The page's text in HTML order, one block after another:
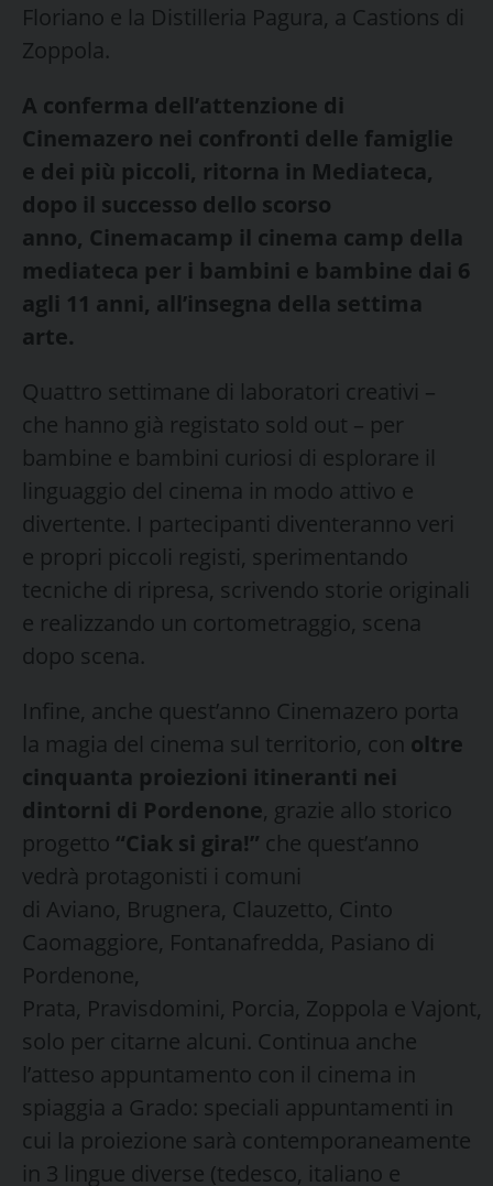
Floriano e la Distilleria Pagura, a Castions di
Zoppola.
A conferma dell’attenzione di
Cinemazero nei confronti delle famiglie
e dei più piccoli, ritorna in Mediateca,
dopo il successo dello scorso
anno, Cinemacamp il cinema camp della
mediateca per i bambini e bambine dai 6
agli 11 anni, all’insegna della settima
arte.
Quattro settimane di laboratori creativi –
che hanno già registato sold out – per
bambine e bambini curiosi di esplorare il
linguaggio del cinema in modo attivo e
divertente. I partecipanti diventeranno veri
e propri piccoli registi, sperimentando
tecniche di ripresa, scrivendo storie originali
e realizzando un cortometraggio, scena
dopo scena.
Infine, anche quest’anno Cinemazero porta
la magia del cinema sul territorio, con oltre
cinquanta proiezioni itineranti nei
dintorni di Pordenone, grazie allo storico
progetto “Ciak si gira!” che quest’anno
vedrà protagonisti i comuni
di Aviano, Brugnera, Clauzetto, Cinto
Caomaggiore, Fontanafredda, Pasiano di
Pordenone,
Prata, Pravisdomini, Porcia, Zoppola e Vajont,
solo per citarne alcuni. Continua anche
l’atteso appuntamento con il cinema in
spiaggia a Grado: speciali appuntamenti in
cui la proiezione sarà contemporaneamente
in 3 lingue diverse (tedesco, italiano e